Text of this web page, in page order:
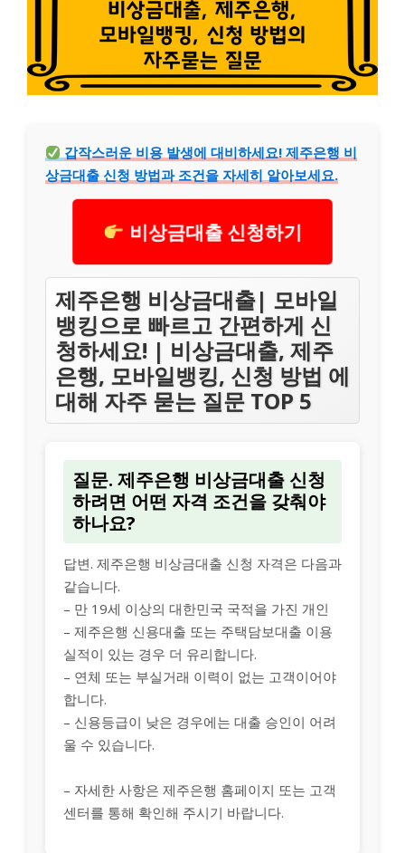
갑작스러운 비용 발생에 대비하세요! 제주은행 비
상금대출 신청 방법과 조건을 자세히 알아보세요.
비상금대출 신청하기
제주은행 비상금대출| 모바일
뱅킹으로 빠르고 간편하게 신
청하세요! | 비상금대출, 제주
은행, 모바일뱅킹, 신청 방법 에
대해 자주 묻는 질문 TOP 5
질문. 제주은행 비상금대출 신청
하려면 어떤 자격 조건을 갖춰야
하나요?
답변. 제주은행 비상금대출 신청 자격은 다음과
같습니다.
– 만 19세 이상의 대한민국 국적을 가진 개인
– 제주은행 신용대출 또는 주택담보대출 이용
실적이 있는 경우 더 유리합니다.
– 연체 또는 부실거래 이력이 없는 고객이어야
합니다.
– 신용등급이 낮은 경우에는 대출 승인이 어려
울 수 있습니다.
– 자세한 사항은 제주은행 홈페이지 또는 고객
센터를 통해 확인해 주시기 바랍니다.